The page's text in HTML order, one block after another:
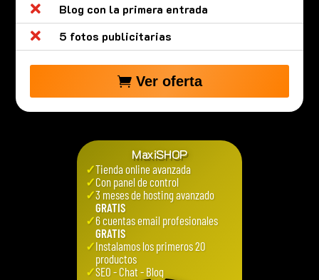

Blog con la primera entrada

5 fotos publicitarias
Ver oferta
MaxiSHOP
✓Tienda online avanzada
✓Con panel de control
✓3 meses de hosting avanzado
GRATIS
✓6 cuentas email profesionales
GRATIS
✓Instalamos los primeros 20
productos
✓SEO - Chat - Blog